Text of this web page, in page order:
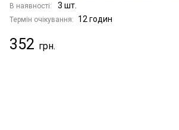
В наявності: 3 шт.
Термін очікування: 12 годин
352